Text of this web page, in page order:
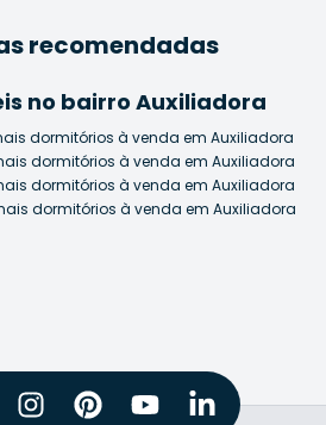
recomendadas
no bairro Auxiliadora
dormitórios à venda em Auxiliadora
dormitórios à venda em Auxiliadora
dormitórios à venda em Auxiliadora
dormitórios à venda em Auxiliadora